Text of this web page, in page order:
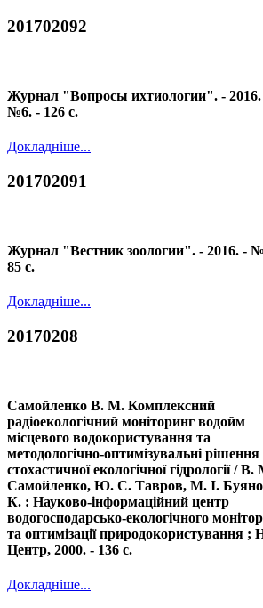
201702092
Журнал "Вопросы ихтиологии". - 2016.
№6. - 126 с.
Докладніше...
201702091
Журнал "Вестник зоологии". - 2016. -
85 с.
Докладніше...
20170208
Самойленко В. М. Комплексний
радіоекологічний моніторинг водойм
місцевого водокористування та
методологічно-оптимізувальні рішення
стохастичної екологічної гідрології /
Самойленко, Ю. С. Тавров, М. І.
К. : Науково-інформаційний центр
водогосподарсько-екологічного
та оптимізації природокористування ;
Центр, 2000. - 136 с.
Докладніше...